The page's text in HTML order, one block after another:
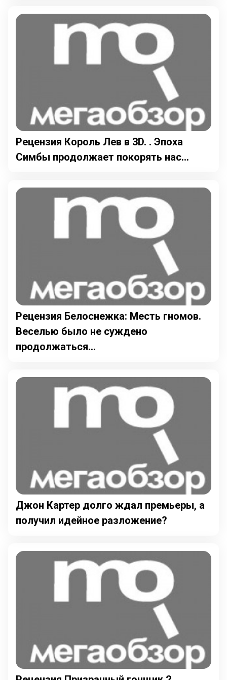
Рецензия Король Лев в 3D. . Эпоха
Симбы продолжает покорять нас...
Рецензия Белоснежка: Месть гномов.
Веселью было не суждено
продолжаться...
Джон Картер долго ждал премьеры, а
получил идейное разложение?